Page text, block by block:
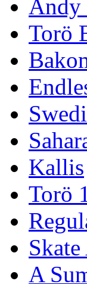
Andy
Torö
Kallis
Torö
A